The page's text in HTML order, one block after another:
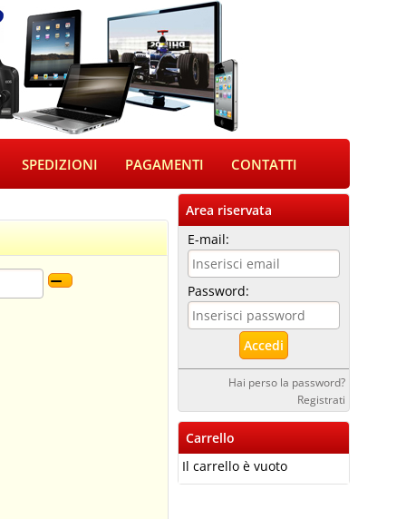
SPEDIZIONI PAGAMENTI CONTATTI
Area riservata
E-mail:
Password:
Hai perso la password?
Registrati
Carrello
Il carrello è vuoto